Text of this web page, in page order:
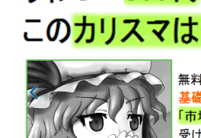
ニュース
チャンネル
マンガ
ニコニコQ